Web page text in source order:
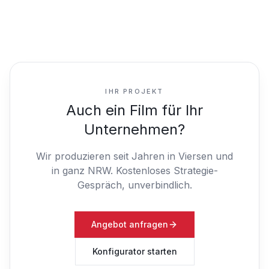
IHR PROJEKT
Auch ein Film für Ihr
Unternehmen?
Wir produzieren seit Jahren in Viersen und
in ganz NRW. Kostenloses Strategie-
Gespräch, unverbindlich.
Angebot anfragen
Konfigurator starten